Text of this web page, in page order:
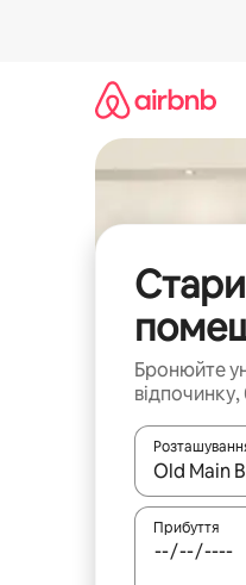
Бронюйте
Отримавши
Прибуття